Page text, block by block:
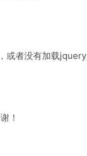
或者没有加载
！